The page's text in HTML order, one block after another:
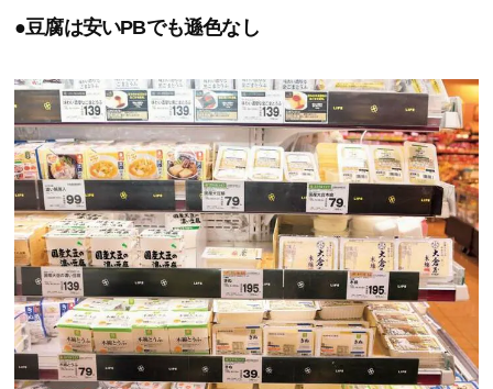
●豆腐は安いPBでも遜色なし